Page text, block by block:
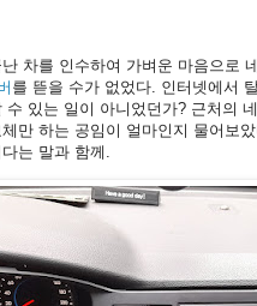
차를 인수하여 가벼운 마음으로
를 뜯을 수가 없었다. 인터넷에서
수 있는 일이 아니었던가? 근처의
만 하는 공임이 얼마인지 물어보
는 말과 함께.